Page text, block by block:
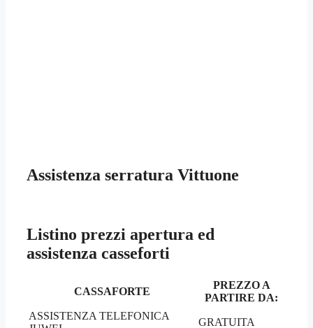
Assistenza serratura Vittuone
Listino prezzi apertura ed
assistenza casseforti
CASSAFORTE
PREZZO A
PARTIRE DA:
ASSISTENZA TELEFONICA
GRATUITA